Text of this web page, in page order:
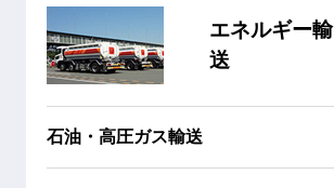
エネルギー輸
送
石油・高圧ガス輸送